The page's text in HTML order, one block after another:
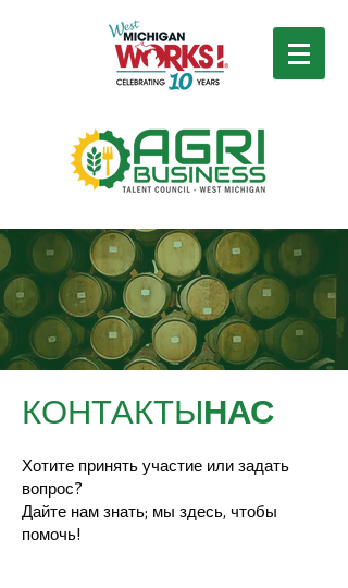
КОНТАКТЫНАС
Хотите принять участие или задать
вопрос?
Дайте нам знать; мы здесь, чтобы
помочь!